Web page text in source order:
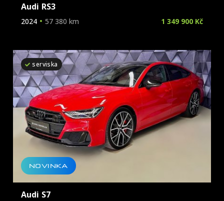
Audi RS3
2024 57 380 km 1 349 900 Kč
NOVINKA
serviska
Audi S7